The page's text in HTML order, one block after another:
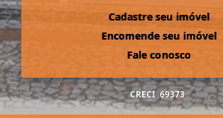
Cadastre seu imóvel
Encomende seu imóvel
Fale conosco
CRECI 69373